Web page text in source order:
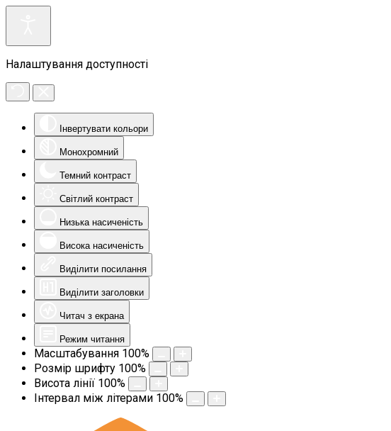
Налаштування доступності
Інвертувати кольори
Монохромний
Темний контраст
Світлий контраст
Низька насиченість
Висока насиченість
Виділити посилання
Виділити заголовки
Читач з екрана
Режим читання
Масштабування 100%
Розмір шрифту 100%
Висота лінії 100%
Інтервал між літерами 100%